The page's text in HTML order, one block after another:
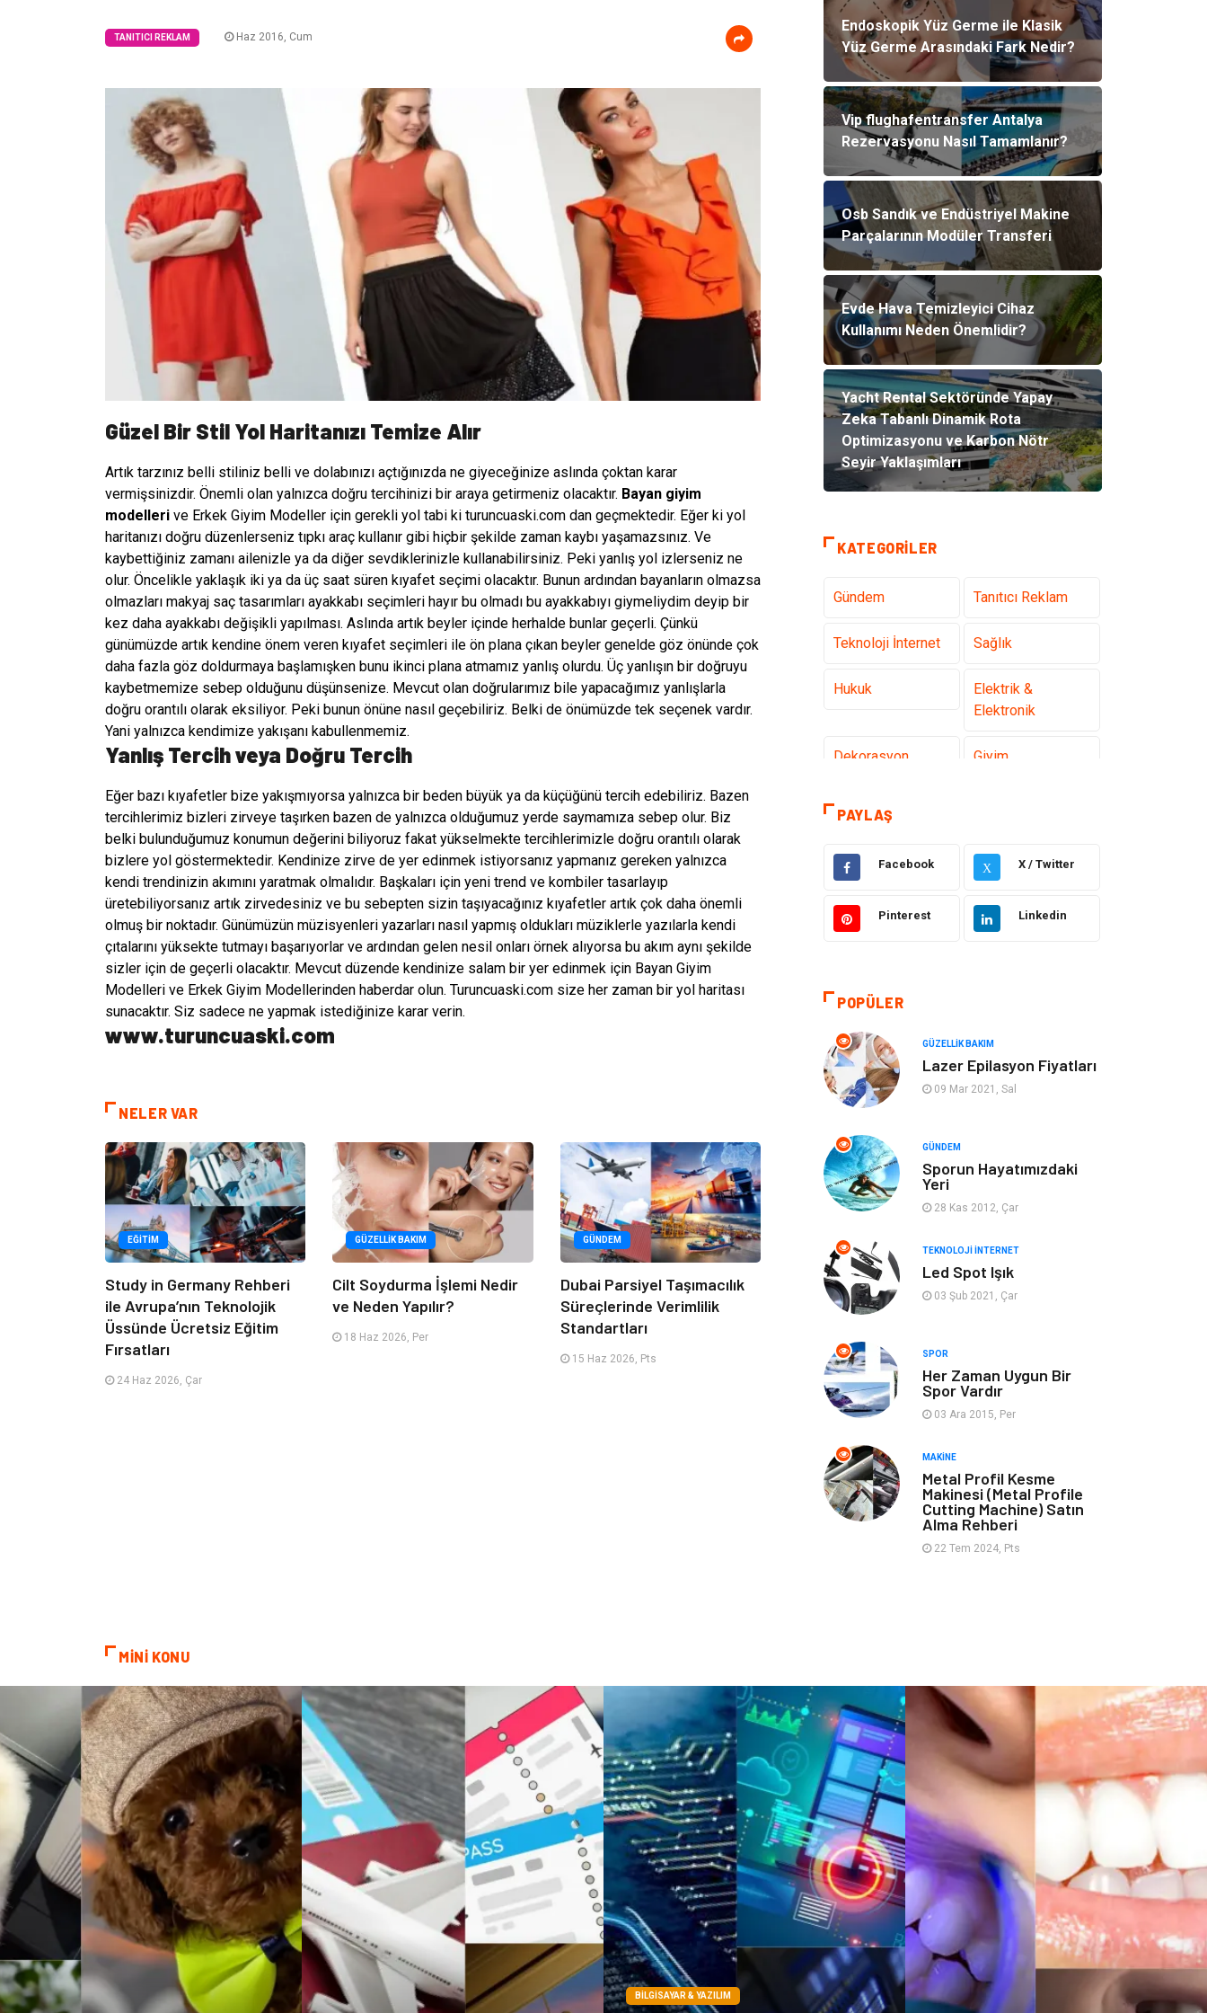
TANITICI REKLAM Haz 2016, Cum
Güzel Bir Stil Yol Haritanızı Temize Alır
Artık tarzınız belli stiliniz belli ve dolabınızı açtığınızda ne giyeceğinize aslında çoktan karar
vermişsinizdir. Önemli olan yalnızca doğru tercihinizi bir araya getirmeniz olacaktır. Bayan giyim
modelleri ve Erkek Giyim Modeller için gerekli yol tabi ki turuncuaski.com dan geçmektedir. Eğer ki yol
haritanızı doğru düzenlerseniz tıpkı araç kullanır gibi hiçbir şekilde zaman kaybı yaşamazsınız. Ve
kaybettiğiniz zamanı ailenizle ya da diğer sevdiklerinizle kullanabilirsiniz. Peki yanlış yol izlerseniz ne
olur. Öncelikle yaklaşık iki ya da üç saat süren kıyafet seçimi olacaktır. Bunun ardından bayanların olmazsa
olmazları makyaj saç tasarımları ayakkabı seçimleri hayır bu olmadı bu ayakkabıyı giymeliydim deyip bir
kez daha ayakkabı değişikli yapılması. Aslında artık beyler içinde herhalde bunlar geçerli. Çünkü
günümüzde artık kendine önem veren kıyafet seçimleri ile ön plana çıkan beyler genelde göz önünde çok
daha fazla göz doldurmaya başlamışken bunu ikinci plana atmamız yanlış olurdu. Üç yanlışın bir doğruyu
kaybetmemize sebep olduğunu düşünsenize. Mevcut olan doğrularımız bile yapacağımız yanlışlarla
doğru orantılı olarak eksiliyor. Peki bunun önüne nasıl geçebiliriz. Belki de önümüzde tek seçenek vardır.
Yani yalnızca kendimize yakışanı kabullenmemiz.
Yanlış Tercih veya Doğru Tercih
Eğer bazı kıyafetler bize yakışmıyorsa yalnızca bir beden büyük ya da küçüğünü tercih edebiliriz. Bazen
tercihlerimiz bizleri zirveye taşırken bazen de yalnızca olduğumuz yerde saymamıza sebep olur. Biz
belki bulunduğumuz konumun değerini biliyoruz fakat yükselmekte tercihlerimizle doğru orantılı olarak
bizlere yol göstermektedir. Kendinize zirve de yer edinmek istiyorsanız yapmanız gereken yalnızca
kendi trendinizin akımını yaratmak olmalıdır. Başkaları için yeni trend ve kombiler tasarlayıp
üretebiliyorsanız artık zirvedesiniz ve bu sebepten sizin taşıyacağınız kıyafetler artık çok daha önemli
olmuş bir noktadır. Günümüzün müzisyenleri yazarları nasıl yapmış oldukları müziklerle yazılarla kendi
çıtalarını yüksekte tutmayı başarıyorlar ve ardından gelen nesil onları örnek alıyorsa bu akım aynı şekilde
sizler için de geçerli olacaktır. Mevcut düzende kendinize salam bir yer edinmek için Bayan Giyim
Modelleri ve Erkek Giyim Modellerinden haberdar olun. Turuncuaski.com size her zaman bir yol haritası
sunacaktır. Siz sadece ne yapmak istediğinize karar verin.
www.turuncuaski.com
NELER VAR
EĞITIM
Study in Germany Rehberi
ile Avrupa’nın Teknolojik
Üssünde Ücretsiz Eğitim
Fırsatları
24 Haz 2026, Çar
GÜZELLIK BAKIM
Cilt Soydurma İşlemi Nedir
ve Neden Yapılır?
18 Haz 2026, Per
GÜNDEM
Dubai Parsiyel Taşımacılık
Süreçlerinde Verimlilik
Standartları
15 Haz 2026, Pts
Endoskopik Yüz Germe ile Klasik
Yüz Germe Arasındaki Fark Nedir?
Vip flughafentransfer Antalya
Rezervasyonu Nasıl Tamamlanır?
Osb Sandık ve Endüstriyel Makine
Parçalarının Modüler Transferi
Evde Hava Temizleyici Cihaz
Kullanımı Neden Önemlidir?
Yacht Rental Sektöründe Yapay
Zeka Tabanlı Dinamik Rota
Optimizasyonu ve Karbon Nötr
Seyir Yaklaşımları
KATEGORILER
Gündem Tanıtıcı Reklam
Teknoloji İnternet Sağlık
Hukuk
Elektrik &
Elektronik
Dekorasyon Giyim
Otomotiv
Anne Çocuk
Organizasyon Moda
Bilgisayar &
Yazılım
Tatil
Müzik
Spor İnternet
Nakliye Aksesuar
Mobilya Finans Ekonomi
Sigorta
Bebek Giyim
Tarım &
Hayvancılık
PAYLAŞ
Facebook X X / Twitter
Pinterest Linkedin
POPÜLER
GÜZELLIK BAKIM
Lazer Epilasyon Fiyatları
09 Mar 2021, Sal
GÜNDEM
Sporun Hayatımızdaki
Yeri
28 Kas 2012, Çar
TEKNOLOJI İNTERNET
Led Spot Işık
03 Şub 2021, Çar
SPOR
Her Zaman Uygun Bir
Spor Vardır
03 Ara 2015, Per
MAKINE
Metal Profil Kesme
Makinesi (Metal Profile
Cutting Machine) Satın
Alma Rehberi
22 Tem 2024, Pts
MİNİ KONU
BILGISAYAR & YAZILIM